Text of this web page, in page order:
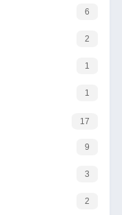
6
2
1
1
17
9
3
2